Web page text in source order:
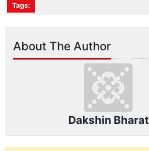
Tags:
About The Author
Dakshin Bharat